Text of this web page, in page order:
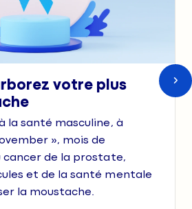
votre plus
la santé masculine, à
», mois de
cancer de la prostate,
et de la santé mentale
la moustache.